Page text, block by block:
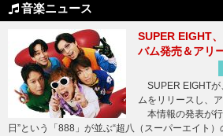
音楽ニュース
SUPER EIGHT
バム発売＆アリ
SUPER EIGHTが
ムをリリースし、
本情報の発表が
日”という「888」が並ぶ“超八（スーパーエイト